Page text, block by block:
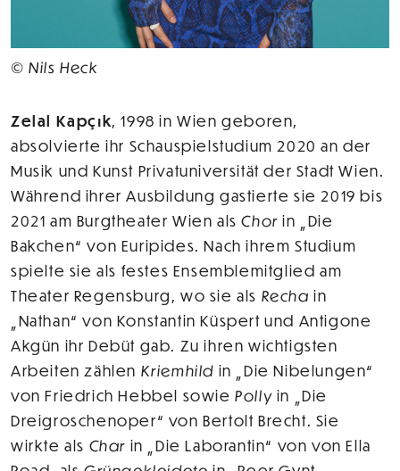
© Nils Heck
Zelal Kapçık, 1998 in Wien geboren,
absolvierte ihr Schauspielstudium 2020 an der
Musik und Kunst Privatuniversität der Stadt Wien.
Während ihrer Ausbildung gastierte sie 2019 bis
2021 am Burgtheater Wien alsChorin „Die
Bakchen“ von Euripides. Nach ihrem Studium
spielte sie als festes Ensemblemitglied am
Theater Regensburg, wo sie als Recha in
„Nathan“ von Konstantin Küspert und Antigone
Akgün ihr Debüt gab. Zu ihren wichtigsten
Arbeiten zählen Kriemhild in „Die Nibelungen“
von Friedrich Hebbel sowiePolly in „Die
Dreigroschenoper“ von Bertolt Brecht. Sie
wirkte als Char in „Die Laborantin“ von von Ella